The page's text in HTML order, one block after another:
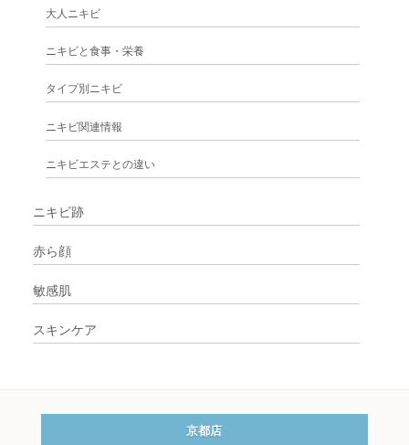
大人ニキビ
ニキビと食事・栄養
タイプ別ニキビ
ニキビ関連情報
ニキビエステとの違い
ニキビ跡
赤ら顔
敏感肌
スキンケア
京都店